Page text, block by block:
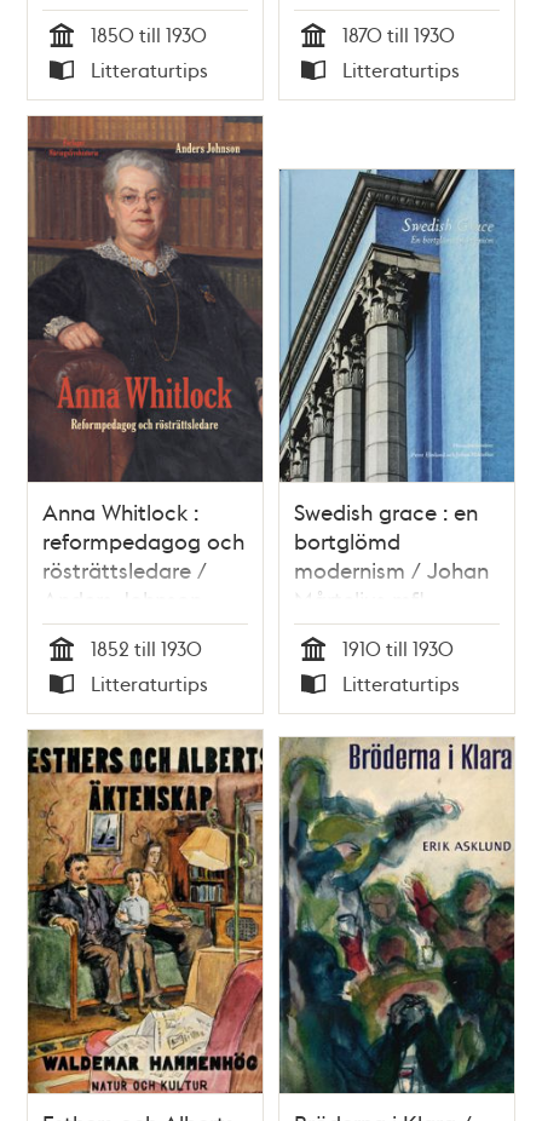
Tid
1850 till 1930
Typ
Litteraturtips Tid
1870 till 1930
Typ
Litteraturtips
Anna Whitlock :
reformpedagog och
rösträttsledare /
Anders Johnson
Tid
1852 till 1930
Typ
Litteraturtips
Swedish grace : en
bortglömd
modernism / Johan
Mårtelius mfl.
Tid
1910 till 1930
Typ
Litteraturtips